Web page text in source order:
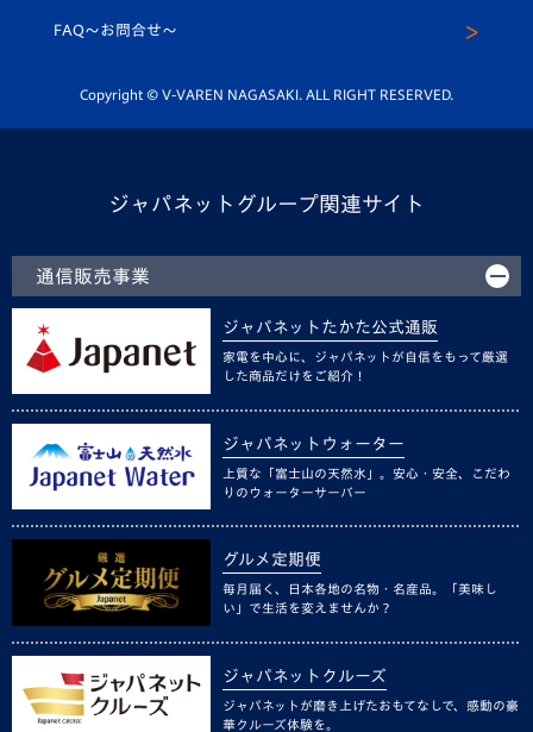
平和祈念活動
ホームタウン活動
スクール
FAQ〜お問合せ〜
Copyright © V-VAREN NAGASAKI. ALL RIGHT RESERVED.
ジャパネットグループ関連サイト
通信販売事業
ジャパネットたかた公式通販
家電を中心に、ジャパネットが自信をもって厳選
した商品だけをご紹介！
ジャパネットウォーター
上質な「富士山の天然水」。安心・安全、こだわ
りのウォーターサーバー
グルメ定期便
毎月届く、日本各地の名物・名産品。「美味し
い」で生活を変えませんか？
ジャパネットクルーズ
ジャパネットが磨き上げたおもてなしで、感動の豪
華クルーズ体験を。